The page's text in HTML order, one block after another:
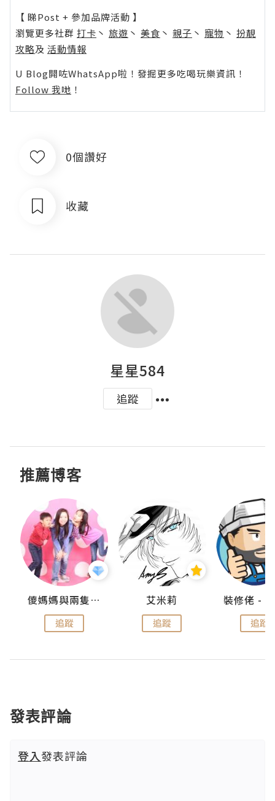
【 睇Post + 參加品牌活動 】
瀏覽更多社群 打卡 丶 旅遊 丶 美食 丶 親子 丶 寵物 丶 扮靚
攻略及 活動情報
U Blog開咗WhatsApp啦！發掘更多吃喝玩樂資訊！
Follow 我哋 ！
0個讚好
收藏
星星584
追蹤
推薦博客
儍媽媽與兩隻小魔怪之家
追蹤
艾米莉
追蹤 追蹤
發表評論
登入發表評論